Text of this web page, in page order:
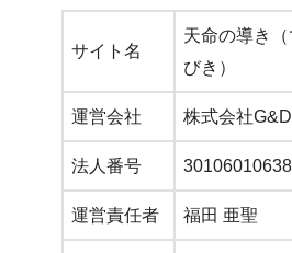
サイト名
天命の導き
びき）
運営会社 株式会社G&D
法人番号
運営責任者 福田 亜聖